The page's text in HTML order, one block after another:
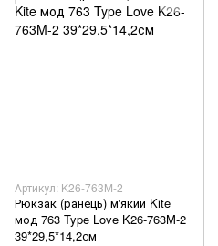
Артикул: K26-763M-2
Рюкзак (ранець) м'який Kite
мод 763 Type Love K26-763M-2
39*29,5*14,2см